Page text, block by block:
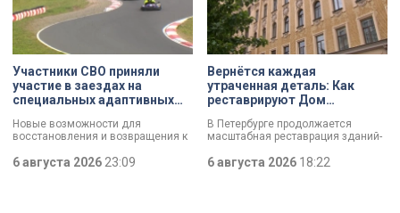
Участники СВО приняли
участие в заездах на
специальных адаптивных
Новые возможности для
восстановления и возвращения к
фонда «СВОй дом» в Петербурге
6 августа 202623:09
Вернётся каждая
утраченная деталь: Как
реставрируют Дом
Святого Николая на улице
Марата
В Петербурге продолжается
масштабная реставрация зданий-
губернаторской программы.
6 августа 2026 18:22